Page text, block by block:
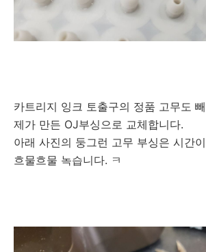
카트리지 잉크 토출구의 정품 고무도
제가 만든 OJ부싱으로 교체합니다.
아래 사진의 둥그런 고무 부싱은 시간
흐물흐물 녹습니다. ㅋ